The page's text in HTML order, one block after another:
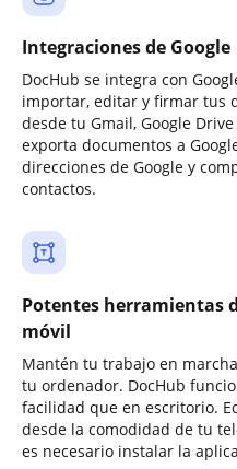
Integraciones de Google
DocHub se integra con
importar, editar y firmar tus
desde tu Gmail, Google
exporta documentos a
direcciones de Google y
contactos.
Potentes herramientas
móvil
Mantén tu trabajo en
tu ordenador. DocHub
facilidad que en escritorio.
desde la comodidad de tu
es necesario instalar la